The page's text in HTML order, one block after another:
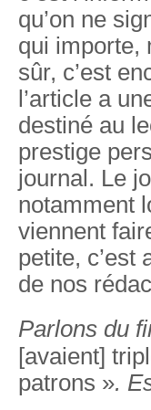
qu’on ne
qui importe,
sûr, c’est
l’article a
destiné au
prestige
journal. Le
notamment
viennent
petite, c’est
de nos
Parlons du
[avaient]
patrons ».